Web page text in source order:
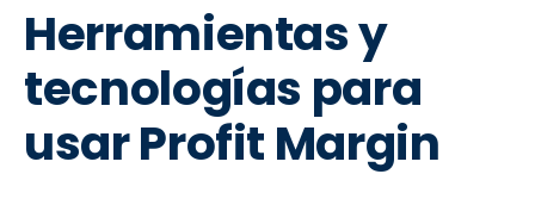
Herramientas y
tecnologías para
usar Profit Margin